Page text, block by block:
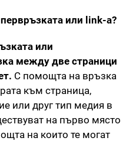
или link-а?
или
между две страници
С помощта на връзка
към страница,
или друг тип медия в
на първо място
на които те могат